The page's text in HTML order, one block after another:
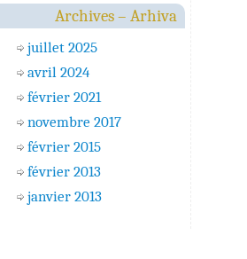
Archives – Arhiva
juillet 2025
avril 2024
février 2021
novembre 2017
février 2015
février 2013
janvier 2013